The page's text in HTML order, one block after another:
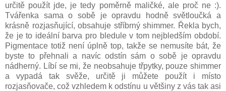
určitě použít jde, je tedy poměrně maličké, ale proč ne :).
Tvářenka sama o sobě je opravdu hodně světloučká a
krásně rozjasňující, obsahuje stříbrný shimmer. Řekla bych,
že je to ideální barva pro bledule v tom nejbledším období.
Pigmentace totiž není úplně top, takže se nemusíte bát, že
byste to přehnali a navíc odstín sám o sobě je opravdu
nádherný. Líbí se mi, že neobsahuje třpytky, pouze shimmer
a vypadá tak svěže, určitě ji můžete použít i místo
rozjasňovače, což vzhledem k odstínu u většiny z vás tak asi